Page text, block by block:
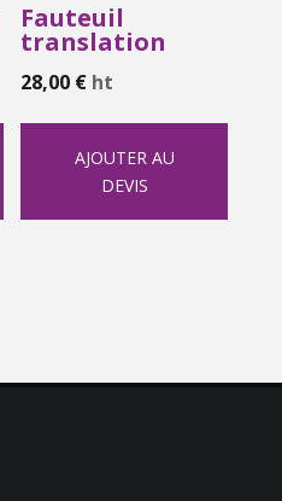
Fauteuil
translation
28,00 € ht
AJOUTER AU
DEVIS